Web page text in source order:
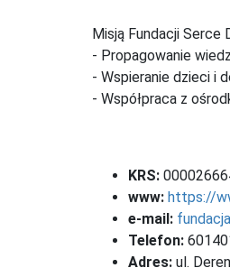
Misją Fundacji Serce
- Propagowanie
- Wspieranie dzieci i
- Współpraca z
KRS:
www: https://
e-mail:
Telefon:
Adres: ul.